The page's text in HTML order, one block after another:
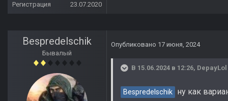
Регистрация
23.07.2020
Bespredelschik
Бывалый
Опубликовано 17 июня, 2024
В 15.06.2024 в 12:26, DepayLol
Bespredelschik ну как